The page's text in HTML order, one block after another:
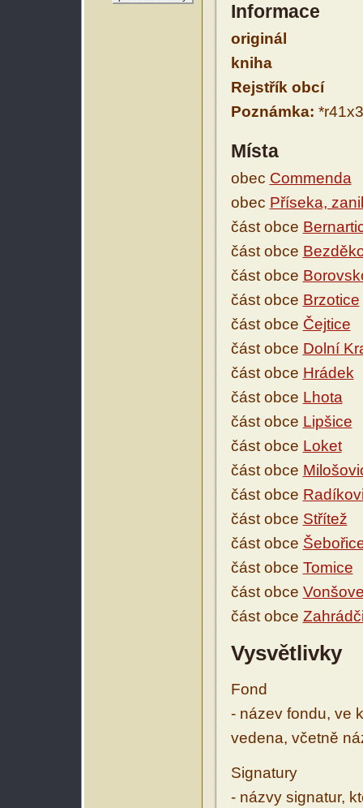
Informace
originál
kniha
Rejstřík obcí
Poznámka:
Místa
obec Commenda
obec Příseka,
část obce
část obce
část obce
část obce Brzotice
část obce Čejtice
část obce Dolní
část obce Hrádek
část obce Lhota
část obce Lipšice
část obce Loket
část obce
část obce
část obce Střítež
část obce
část obce Tomice
část obce
část obce
Vysvětlivky
Fond
- název fondu, ve
vedena, včetně
Signatury
- názvy signatur,